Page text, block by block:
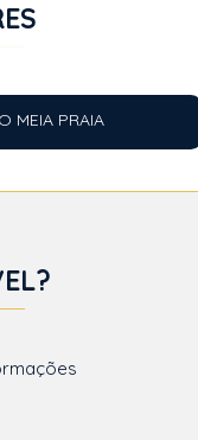
MEIA PRAIA